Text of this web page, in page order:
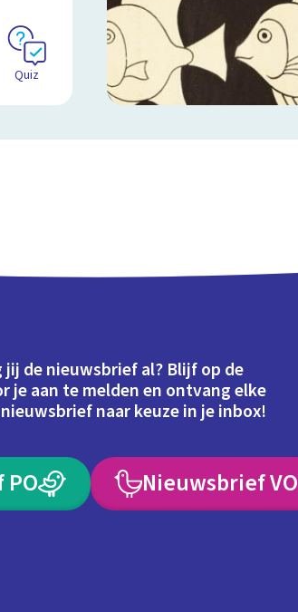
Quiz
jij de nieuwsbrief al? Blijf op de
je aan te melden en ontvang elke
naar keuze in je inbox!
Nieuwsbrief VO